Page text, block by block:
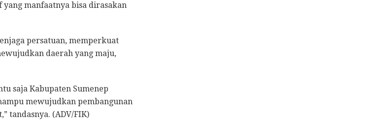
manfaatnya bisa dirasakan
persatuan, memperkuat
daerah yang maju,
saja Kabupaten Sumenep
mewujudkan pembangunan
tandasnya. (ADV/FIK)